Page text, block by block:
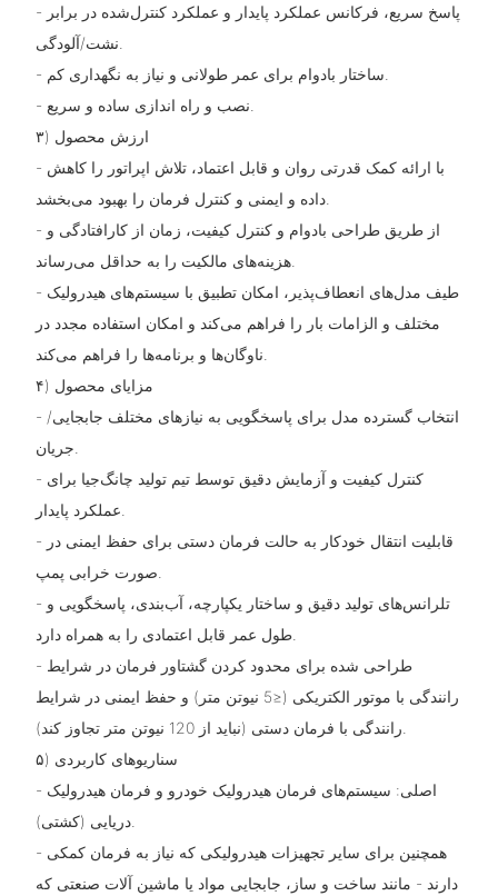
- پاسخ سریع، فرکانس عملکرد پایدار و عملکرد کنترل‌شده در برابر
۳) ارزش محصول
- با ارائه کمک قدرتی روان و قابل اعتماد، تلاش اپراتور را کاهش
داده و ایمنی و کنترل فرمان را بهبود می‌بخشد.
- از طریق طراحی بادوام و کنترل کیفیت، زمان از کارافتادگی و
هزینه‌های مالکیت را به حداقل می‌رساند.
- طیف مدل‌های انعطاف‌پذیر، امکان تطبیق با سیستم‌های هیدرولیک
مختلف و الزامات بار را فراهم می‌کند و امکان استفاده مجدد در
۴) مزایای محصول
- انتخاب گسترده مدل برای پاسخگویی به نیازهای مختلف جابجایی/
- کنترل کیفیت و آزمایش دقیق توسط تیم تولید چانگ‌جیا برای
- قابلیت انتقال خودکار به حالت فرمان دستی برای حفظ ایمنی در
- تلرانس‌های تولید دقیق و ساختار یکپارچه، آب‌بندی، پاسخگویی و
طول عمر قابل اعتمادی را به همراه دارد.
- طراحی شده برای محدود کردن گشتاور فرمان در شرایط
رانندگی با موتور الکتریکی (≤5 نیوتن متر) و حفظ ایمنی در شرایط
۵) سناریوهای کاربردی
- اصلی: سیستم‌های فرمان هیدرولیک خودرو و فرمان هیدرولیک
دریایی (کشتی).
- همچنین برای سایر تجهیزات هیدرولیکی که نیاز به فرمان کمکی
دارند - مانند ساخت و ساز، جابجایی مواد یا ماشین آلات صنعتی که